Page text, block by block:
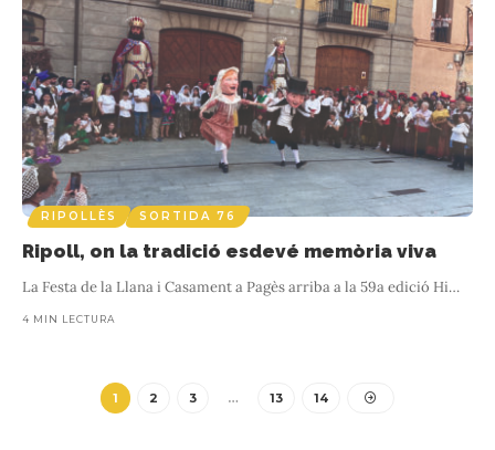
RIPOLLÈS SORTIDA 76
Ripoll, on la tradició esdevé memòria viva
La Festa de la Llana i Casament a Pagès arriba a la 59a edició Hi…
4 MIN LECTURA
1 2 3 … 13 14